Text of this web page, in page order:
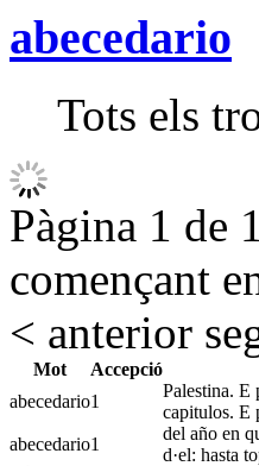
abecedario
Tots els
Pàgina 1 de
començant
< anterior
Mot
Accepció
abecedario1
Palestina. E
capitulos. E
abecedario1
del año en
d·el: hasta